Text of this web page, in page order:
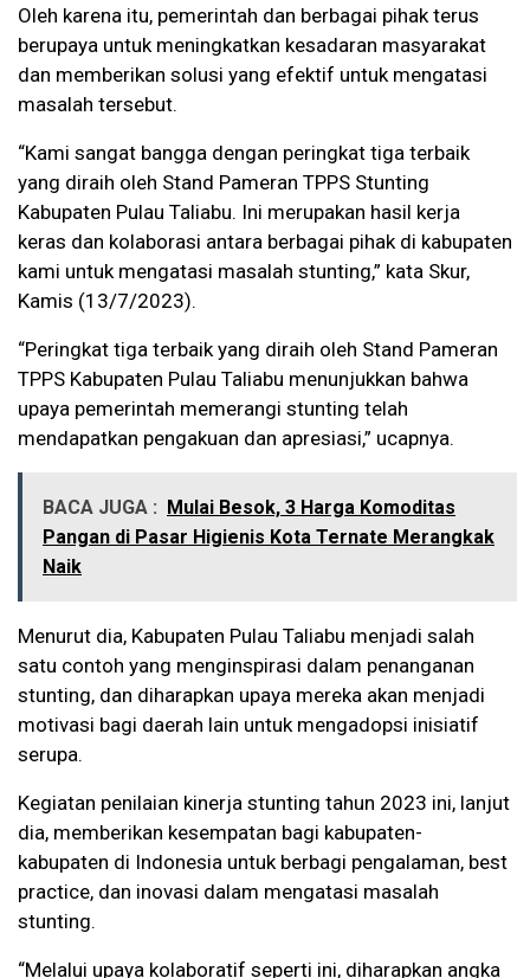
Oleh karena itu, pemerintah dan berbagai pihak terus
berupaya untuk meningkatkan kesadaran masyarakat
dan memberikan solusi yang efektif untuk mengatasi
masalah tersebut.
“Kami sangat bangga dengan peringkat tiga terbaik
yang diraih oleh Stand Pameran TPPS Stunting
Kabupaten Pulau Taliabu. Ini merupakan hasil kerja
keras dan kolaborasi antara berbagai pihak di kabupaten
kami untuk mengatasi masalah stunting,” kata Skur,
Kamis (13/7/2023).
“Peringkat tiga terbaik yang diraih oleh Stand Pameran
TPPS Kabupaten Pulau Taliabu menunjukkan bahwa
upaya pemerintah memerangi stunting telah
mendapatkan pengakuan dan apresiasi,” ucapnya.
BACA JUGA :
Mulai Besok, 3 Harga Komoditas
Pangan di Pasar Higienis Kota Ternate Merangkak
Naik
Menurut dia, Kabupaten Pulau Taliabu menjadi salah
satu contoh yang menginspirasi dalam penanganan
stunting, dan diharapkan upaya mereka akan menjadi
motivasi bagi daerah lain untuk mengadopsi inisiatif
serupa.
Kegiatan penilaian kinerja stunting tahun 2023 ini, lanjut
dia, memberikan kesempatan bagi kabupaten-
kabupaten di Indonesia untuk berbagi pengalaman, best
practice, dan inovasi dalam mengatasi masalah
stunting.
“Melalui upaya kolaboratif seperti ini, diharapkan angka